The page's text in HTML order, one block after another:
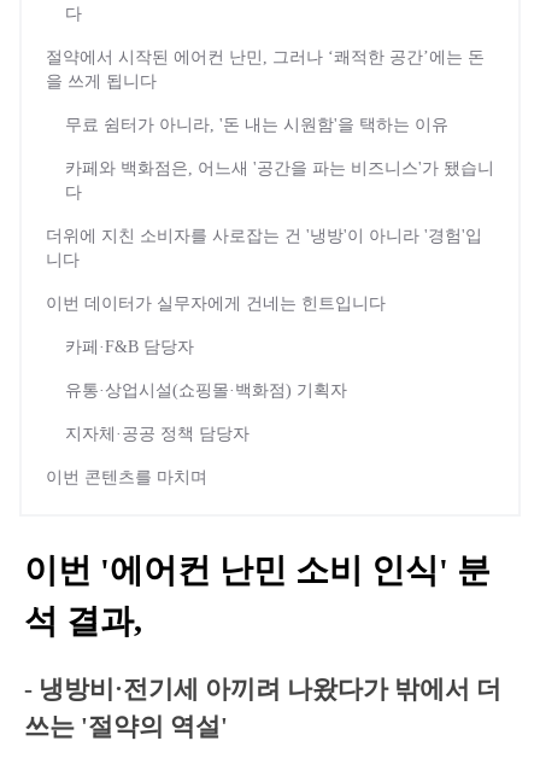
다
절약에서 시작된 에어컨 난민, 그러나 ‘쾌적한 공간’에는 돈
을 쓰게 됩니다
무료 쉼터가 아니라, '돈 내는 시원함'을 택하는 이유
카페와 백화점은, 어느새 '공간을 파는 비즈니스'가 됐습니
다
더위에 지친 소비자를 사로잡는 건 '냉방'이 아니라 '경험'입
니다
이번 데이터가 실무자에게 건네는 힌트입니다
카페·F&B 담당자
유통·상업시설(쇼핑몰·백화점) 기획자
지자체·공공 정책 담당자
이번 콘텐츠를 마치며
이번 '에어컨 난민 소비 인식' 분
석 결과,
- 냉방비·전기세 아끼려 나왔다가 밖에서 더
쓰는 '절약의 역설'